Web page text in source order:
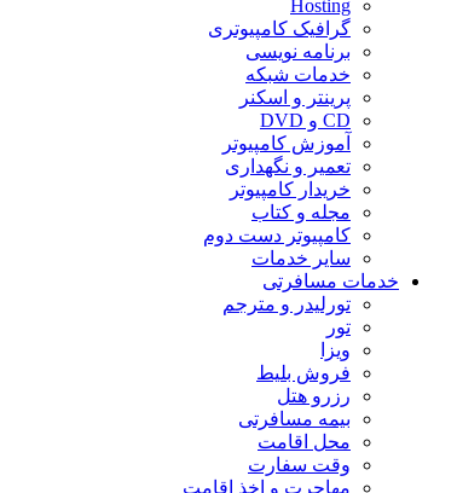
Hosting
گرافیک کامپیوتری
برنامه نویسی
خدمات شبکه
پرینتر و اسکنر
CD و DVD
آموزش کامپیوتر
تعمیر و نگهداری
خریدار کامپیوتر
مجله و کتاب
کامپیوتر دست دوم
سایر خدمات
خدمات مسافرتی
تورلیدر و مترجم
تور
ویزا
فروش بلیط
رزرو هتل
بیمه مسافرتی
محل اقامت
وقت سفارت
مهاجرت و اخذ اقامت